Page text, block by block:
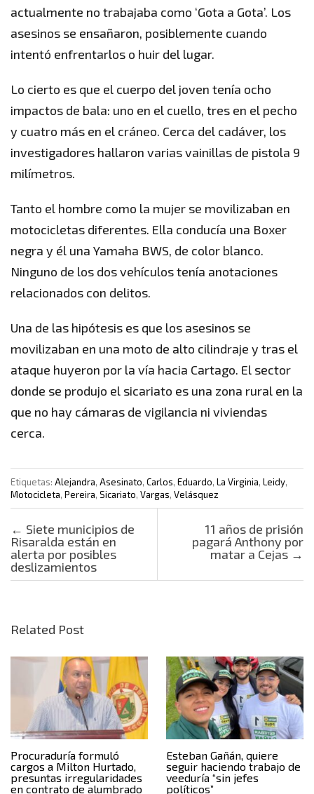
actualmente no trabajaba como ‘Gota a Gota’. Los
asesinos se ensañaron, posiblemente cuando
intentó enfrentarlos o huir del lugar.
Lo cierto es que el cuerpo del joven tenía ocho
impactos de bala: uno en el cuello, tres en el pecho
y cuatro más en el cráneo. Cerca del cadáver, los
investigadores hallaron varias vainillas de pistola 9
milímetros.
Tanto el hombre como la mujer se movilizaban en
motocicletas diferentes. Ella conducía una Boxer
negra y él una Yamaha BWS, de color blanco.
Ninguno de los dos vehículos tenía anotaciones
relacionados con delitos.
Una de las hipótesis es que los asesinos se
movilizaban en una moto de alto cilindraje y tras el
ataque huyeron por la vía hacia Cartago. El sector
donde se produjo el sicariato es una zona rural en la
que no hay cámaras de vigilancia ni viviendas
cerca.
Etiquetas: Alejandra, Asesinato, Carlos, Eduardo, La Virginia, Leidy,
Motocicleta, Pereira, Sicariato, Vargas, Velásquez
Post navigation
← Siete municipios de
Risaralda están en
alerta por posibles
deslizamientos
11 años de prisión
pagará Anthony por
matar a Cejas →
Related Post
Procuraduría formuló
cargos a Milton Hurtado,
presuntas irregularidades
en contrato de alumbrado
Esteban Gañán, quiere
seguir haciendo trabajo de
veeduría “sin jefes
políticos”